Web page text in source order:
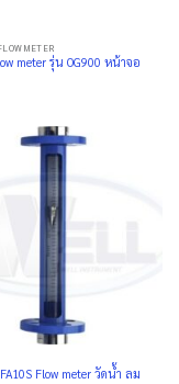
meter รุ่น OG900 หน้าจอ
Flow meter วัดน้ำ ลม